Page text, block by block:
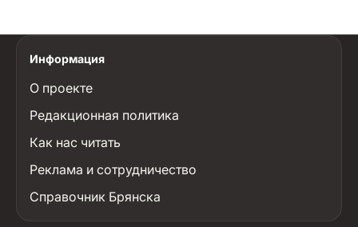
Информация
О проекте
Редакционная политика
Как нас читать
Реклама и сотрудничество
Справочник Брянска